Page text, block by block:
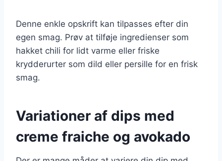
Denne enkle opskrift kan tilpasses efter din
egen smag. Prøv at tilføje ingredienser som
hakket chili for lidt varme eller friske
krydderurter som dild eller persille for en frisk
smag.
Variationer af dips med
creme fraiche og avokado